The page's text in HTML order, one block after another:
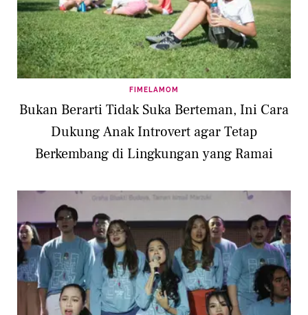
FIMELAMOM
Bukan Berarti Tidak Suka Berteman, Ini Cara
Dukung Anak Introvert agar Tetap
Berkembang di Lingkungan yang Ramai